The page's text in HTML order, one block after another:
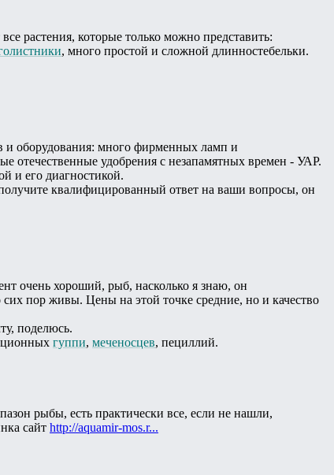
растения, которые только можно представить:
, много простой и сложной длинностебельки.
и оборудования: много фирменных ламп и
отечественные удобрения с незапамятных времен - УАР.
и его диагностикой.
квалифицированный ответ на ваши вопросы, он
очень хороший, рыб, насколько я знаю, он
сих пор живы. Цены на этой точке средние, но и качество
поделюсь.
гуппи, меченосцев, пециллий.
рыбы, есть практически все, если не нашли,
сайт http://aquamir-mos.r...